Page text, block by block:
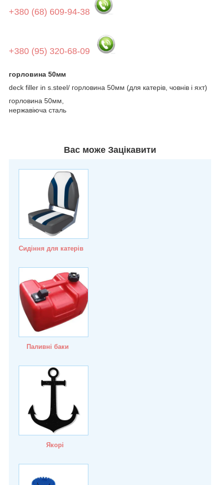
+380 (68) 609-94-38
+380 (95) 320-68-09
горловина 50мм
deck filler in s.steel/ горловина 50мм (для катерів, човнів і яхт)
горловина 50мм,
нержавіюча сталь
Вас може Зацікавити
Сидіння для катерів
Паливні баки
Якорі